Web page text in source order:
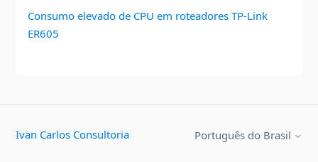
Consumo elevado de CPU em roteadores TP-Link
ER605
Ivan Carlos Consultoria Português do Brasil